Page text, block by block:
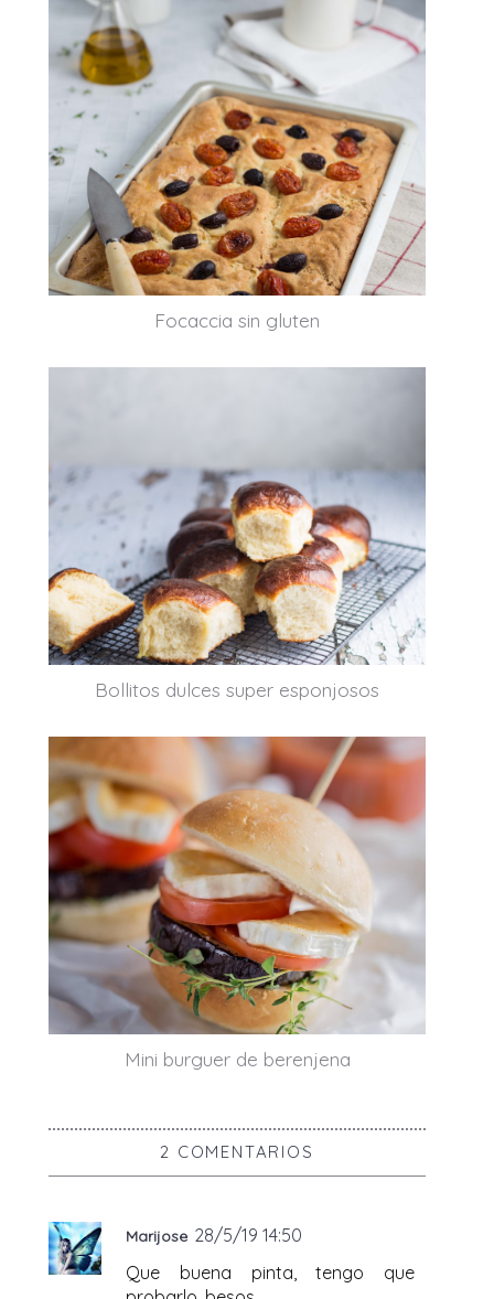
Focaccia sin gluten
Bollitos dulces super esponjosos
Mini burguer de berenjena
2 COMENTARIOS
Marijose 28/5/19 14:50
Que buena pinta, tengo que